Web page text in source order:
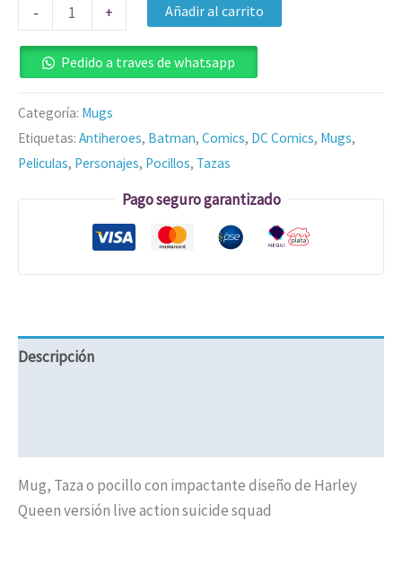
- + Añadir al carrito
Pedido a traves de whatsapp
Categoría: Mugs
Etiquetas: Antiheroes, Batman, Comics, DC Comics, Mugs,
Peliculas, Personajes, Pocillos, Tazas
Pago seguro garantizado
Descripción
Mug, Taza o pocillo con impactante diseño de Harley
Queen versión live action suicide squad